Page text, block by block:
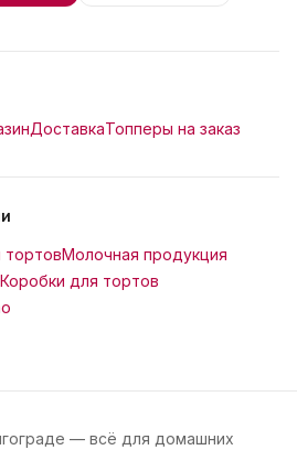
ДоставкаТопперы на заказ
Молочная продукция
Коробки для тортов
— всё для домашних